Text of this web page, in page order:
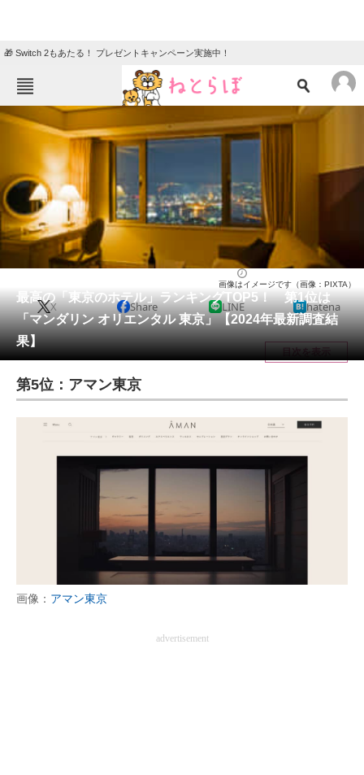
🎁 Switch 2もあたる！ プレゼントキャンペーン実施中！
ねとらぼメニュー
ニュース
エンタメ
グルメ 地域
住まい 教育・育児
リサーチ
会員記事
メディア
注目記事を集めた総合ページ
ITの今と未来を見通す
スマホと通信の最新トレンド
進化するPCとデバイスの未来
好きが集まる 比べて選べる
ビジネスと働き方のヒント
AI活用のいまが分かる
経営リーダーのコミュニティ
最高の「東京のホテル」ランキングTOP5！ 第1位は
「マンダリン オリエンタル 東京」【2024年最新調査結
果】
画像はイメージです（画像：PIXTA）
X Share LINE hatena
目次を表示
第5位：アマン東京
画像： アマン東京
advertisement